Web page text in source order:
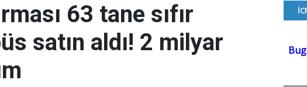
63 tane sıfır
satın aldı! 2 milyar